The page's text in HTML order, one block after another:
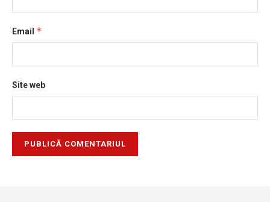
Email *
Site web